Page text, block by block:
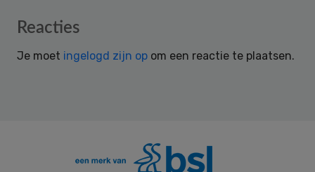
Reader
Reacties
Je moet ingelogd zijn op om een reactie te plaatsen.